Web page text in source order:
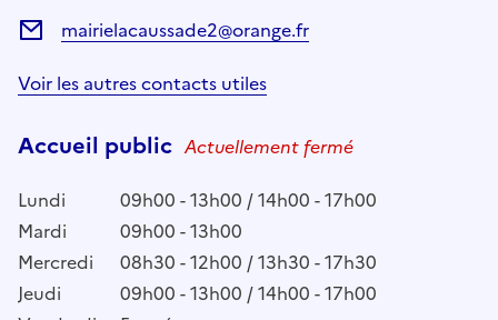
mairielacaussade2@orange.fr
Voir les autres contacts utiles
Accueil public Actuellement fermé
Lundi
09h00 - 13h00 / 14h00 - 17h00
Mardi
09h00 - 13h00
Mercredi
08h30 - 12h00 / 13h30 - 17h30
Jeudi
09h00 - 13h00 / 14h00 - 17h00